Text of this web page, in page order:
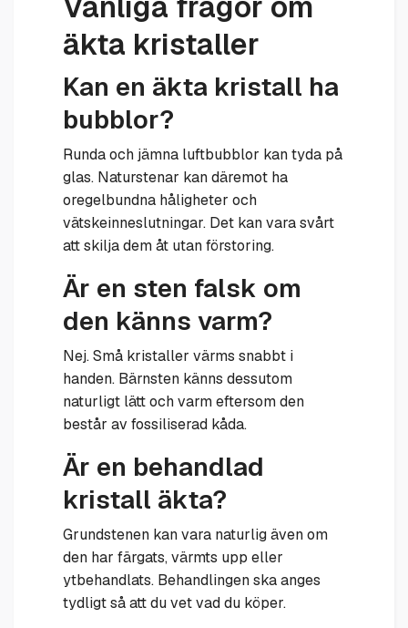
äkta kristaller
Kan en äkta kristall ha
bubblor?
Runda och jämna luftbubblor kan tyda på
glas. Naturstenar kan däremot ha
oregelbundna håligheter och
vätskeinneslutningar. Det kan vara svårt
att skilja dem åt utan förstoring.
Är en sten falsk om
den känns varm?
Nej. Små kristaller värms snabbt i
handen. Bärnsten känns dessutom
naturligt lätt och varm eftersom den
består av fossiliserad kåda.
Är en behandlad
kristall äkta?
Grundstenen kan vara naturlig även om
den har färgats, värmts upp eller
ytbehandlats. Behandlingen ska anges
tydligt så att du vet vad du köper.